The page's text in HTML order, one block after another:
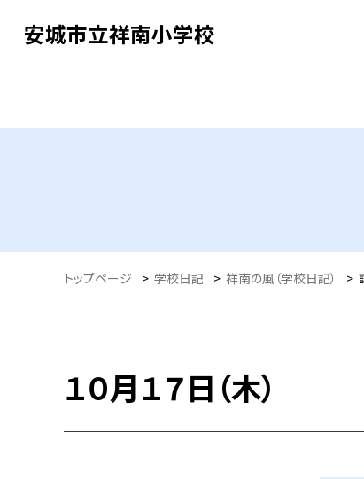
安城市立祥南小学校
トップページ > 学校日記 > 祥南の風（学校日記） >
１０月１７日（木）